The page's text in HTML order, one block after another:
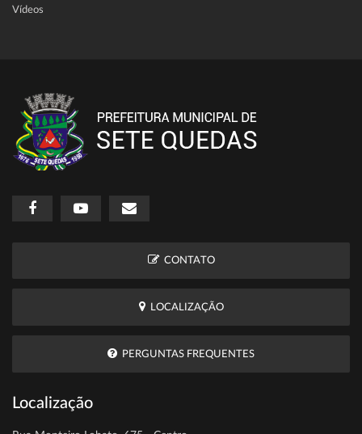
Vídeos
CONTATO
LOCALIZAÇÃO
PERGUNTAS FREQUENTES
Localização